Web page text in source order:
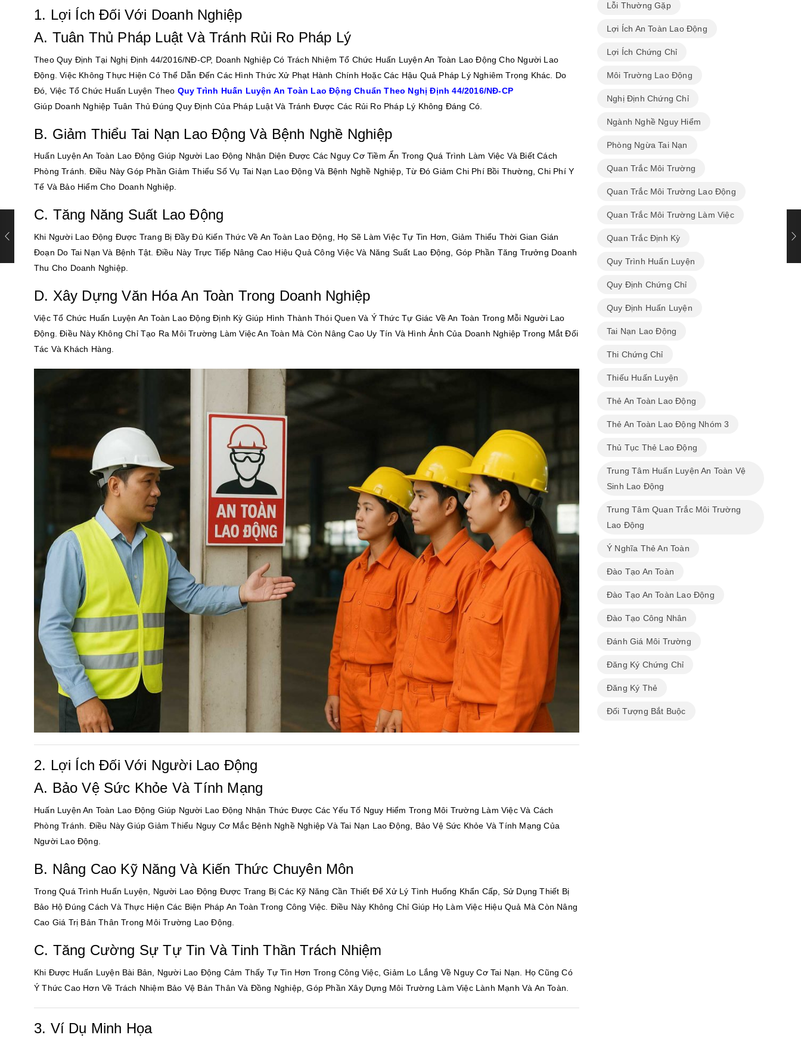
1. Lợi Ích Đối Với Doanh Nghiệp
A. Tuân Thủ Pháp Luật Và Tránh Rủi Ro Pháp Lý
Theo Quy Định Tại Nghị Định 44/2016/NĐ-CP, Doanh Nghiệp Có Trách Nhiệm Tổ Chức Huấn Luyện An Toàn Lao Động Cho Người Lao
Động. Việc Không Thực Hiện Có Thể Dẫn Đến Các Hình Thức Xử Phạt Hành Chính Hoặc Các Hậu Quả Pháp Lý Nghiêm Trọng Khác. Do
Đó, Việc Tổ Chức Huấn Luyện Theo Quy Trình Huấn Luyện An Toàn Lao Động Chuẩn Theo Nghị Định 44/2016/NĐ-CP
Giúp Doanh Nghiệp Tuân Thủ Đúng Quy Định Của Pháp Luật Và Tránh Được Các Rủi Ro Pháp Lý Không Đáng Có.
B. Giảm Thiểu Tai Nạn Lao Động Và Bệnh Nghề Nghiệp
Huấn Luyện An Toàn Lao Động Giúp Người Lao Động Nhận Diện Được Các Nguy Cơ Tiềm Ẩn Trong Quá Trình Làm Việc Và Biết Cách
Phòng Tránh. Điều Này Góp Phần Giảm Thiểu Số Vụ Tai Nạn Lao Động Và Bệnh Nghề Nghiệp, Từ Đó Giảm Chi Phí Bồi Thường, Chi Phí Y
Tế Và Bảo Hiểm Cho Doanh Nghiệp.
C. Tăng Năng Suất Lao Động
Khi Người Lao Động Được Trang Bị Đầy Đủ Kiến Thức Về An Toàn Lao Động, Họ Sẽ Làm Việc Tự Tin Hơn, Giảm Thiểu Thời Gian Gián
Đoạn Do Tai Nạn Và Bệnh Tật. Điều Này Trực Tiếp Nâng Cao Hiệu Quả Công Việc Và Năng Suất Lao Động, Góp Phần Tăng Trưởng Doanh
Thu Cho Doanh Nghiệp.
D. Xây Dựng Văn Hóa An Toàn Trong Doanh Nghiệp
Việc Tổ Chức Huấn Luyện An Toàn Lao Động Định Kỳ Giúp Hình Thành Thói Quen Và Ý Thức Tự Giác Về An Toàn Trong Mỗi Người Lao
Động. Điều Này Không Chỉ Tạo Ra Môi Trường Làm Việc An Toàn Mà Còn Nâng Cao Uy Tín Và Hình Ảnh Của Doanh Nghiệp Trong Mắt Đối
Tác Và Khách Hàng.
2. Lợi Ích Đối Với Người Lao Động
A. Bảo Vệ Sức Khỏe Và Tính Mạng
Huấn Luyện An Toàn Lao Động Giúp Người Lao Động Nhận Thức Được Các Yếu Tố Nguy Hiểm Trong Môi Trường Làm Việc Và Cách
Phòng Tránh. Điều Này Giúp Giảm Thiểu Nguy Cơ Mắc Bệnh Nghề Nghiệp Và Tai Nạn Lao Động, Bảo Vệ Sức Khỏe Và Tính Mạng Của
Người Lao Động.
B. Nâng Cao Kỹ Năng Và Kiến Thức Chuyên Môn
Trong Quá Trình Huấn Luyện, Người Lao Động Được Trang Bị Các Kỹ Năng Cần Thiết Để Xử Lý Tình Huống Khẩn Cấp, Sử Dụng Thiết Bị
Bảo Hộ Đúng Cách Và Thực Hiện Các Biện Pháp An Toàn Trong Công Việc. Điều Này Không Chỉ Giúp Họ Làm Việc Hiệu Quả Mà Còn Nâng
Cao Giá Trị Bản Thân Trong Môi Trường Lao Động.
C. Tăng Cường Sự Tự Tin Và Tinh Thần Trách Nhiệm
Khi Được Huấn Luyện Bài Bản, Người Lao Động Cảm Thấy Tự Tin Hơn Trong Công Việc, Giảm Lo Lắng Về Nguy Cơ Tai Nạn. Họ Cũng Có
Ý Thức Cao Hơn Về Trách Nhiệm Bảo Vệ Bản Thân Và Đồng Nghiệp, Góp Phần Xây Dựng Môi Trường Làm Việc Lành Mạnh Và An Toàn.
3. Ví Dụ Minh Họa
Lỗi Thường Gặp
Lợi Ích An Toàn Lao Động
Lợi Ích Chứng Chỉ
Môi Trường Lao Động
Nghị Định Chứng Chỉ
Ngành Nghề Nguy Hiểm
Phòng Ngừa Tai Nạn
Quan Trắc Môi Trường
Quan Trắc Môi Trường Lao Động
Quan Trắc Môi Trường Làm Việc
Quan Trắc Định Kỳ
Quy Trình Huấn Luyện
Quy Định Chứng Chỉ
Quy Định Huấn Luyện
Tai Nạn Lao Động
Thi Chứng Chỉ
Thiếu Huấn Luyện
Thẻ An Toàn Lao Động
Thẻ An Toàn Lao Động Nhóm 3
Thủ Tục Thẻ Lao Động
Trung Tâm Huấn Luyện An Toàn Vệ
Sinh Lao Động
Trung Tâm Quan Trắc Môi Trường
Lao Động
Ý Nghĩa Thẻ An Toàn
Đào Tạo An Toàn
Đào Tạo An Toàn Lao Động
Đào Tạo Công Nhân
Đánh Giá Môi Trường
Đăng Ký Chứng Chỉ
Đăng Ký Thẻ
Đối Tượng Bắt Buộc